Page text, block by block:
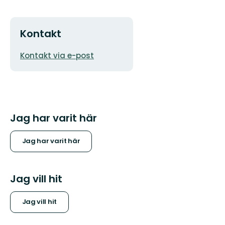
Kontakt
E-
Kontakt via e-post
Jag har varit här
Jag har varit här
Jag vill hit
Jag vill hit